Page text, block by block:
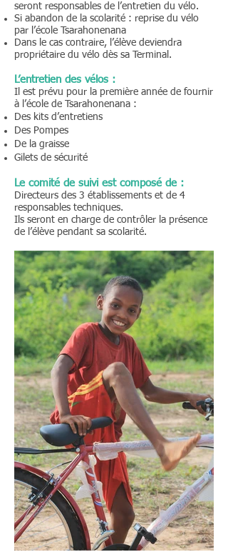
seront responsables de l’entretien du vélo.
Si abandon de la scolarité : reprise du vélo
par l’école Tsarahonenana
Dans le cas contraire, l’élève deviendra
propriétaire du vélo dès sa Terminal.
L’entretien des vélos :
Il est prévu pour la première année de fournir
à l’école de Tsarahonenana :
Des kits d’entretiens
Des Pompes
De la graisse
Gilets de sécurité
Le comité de suivi est composé de :
Directeurs des 3 établissements et de 4
responsables techniques.
Ils seront en charge de contrôler la présence
de l’élève pendant sa scolarité.